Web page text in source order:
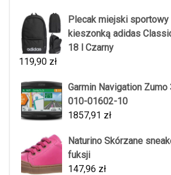
Plecak miejski
kieszonką adidas
18 l Czarny
119,90 zł
Garmin Navigation
010-01602-10
1857,91 zł
Naturino Skórzane
fuksji
147,96 zł